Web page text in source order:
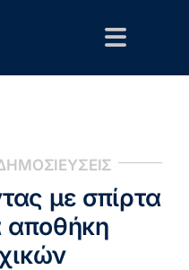
Toggle
με σπίρτα
αποθήκη